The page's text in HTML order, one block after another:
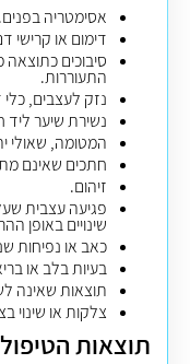
אסימטריה בפנים.
דימום או קרישי
סיבוכים
התעוררות.
נזק לעצבים, כלי
נשירת שיער ליד
המטומה, שאולי
חתכים שאינם
זיהום.
פגיעה עצבית
שינויים באופן
כאב או נפיחות
בעיות בלב או
תוצאות שאינה
צלקות או שינוי
תוצאות הטיפול